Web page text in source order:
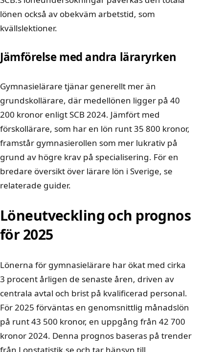
lönen också av obekväm arbetstid, som
kvällslektioner.
Jämförelse med andra läraryrken
Gymnasielärare tjänar generellt mer än
grundskollärare, där medellönen ligger på 40
200 kronor enligt SCB 2024. Jämfört med
förskollärare, som har en lön runt 35 800 kronor,
framstår gymnasierollen som mer lukrativ på
grund av högre krav på specialisering. För en
bredare översikt över lärare lön i Sverige, se
relaterade guider.
Löneutveckling och prognos
för 2025
Lönerna för gymnasielärare har ökat med cirka
3 procent årligen de senaste åren, driven av
centrala avtal och brist på kvalificerad personal.
För 2025 förväntas en genomsnittlig månadslön
på runt 43 500 kronor, en uppgång från 42 700
kronor 2024. Denna prognos baseras på trender